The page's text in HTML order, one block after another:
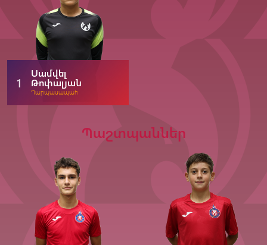
1
Սամվել
Թոփալյան
Դարպասապահ
Պաշտպաններ